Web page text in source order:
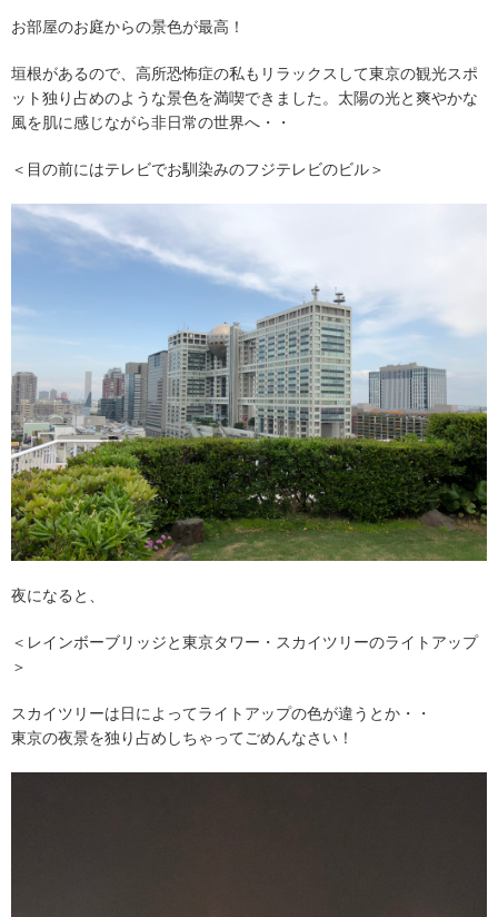
お部屋のお庭からの景色が最高！
垣根があるので、高所恐怖症の私もリラックスして東京の観光スポ
ット独り占めのような景色を満喫できました。太陽の光と爽やかな
風を肌に感じながら非日常の世界へ・・
＜目の前にはテレビでお馴染みのフジテレビのビル＞
夜になると、
＜レインボーブリッジと東京タワー・スカイツリーのライトアップ
＞
スカイツリーは日によってライトアップの色が違うとか・・
東京の夜景を独り占めしちゃってごめんなさい！